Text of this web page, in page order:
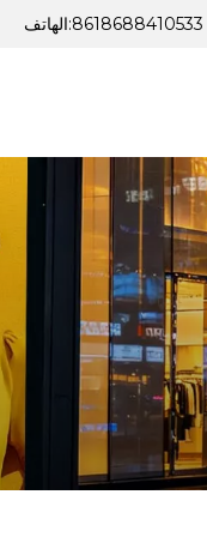
الهاتف:8618688410533